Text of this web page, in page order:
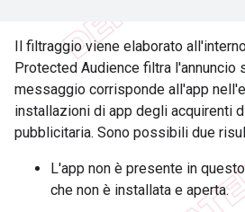
Il filtraggio viene elaborato
Protected Audience filtra l'annuncio
messaggio corrisponde all'app
installazioni di app degli acquirenti
pubblicitaria. Sono possibili due
L'app non è presente in
che non è installata e aperta.